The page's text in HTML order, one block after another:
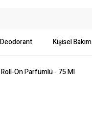
Deodorant Kişisel Bakım
On Parfümlü - 75 Ml